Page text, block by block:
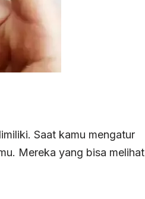
Saat kamu mengatur
Mereka yang bisa melihat